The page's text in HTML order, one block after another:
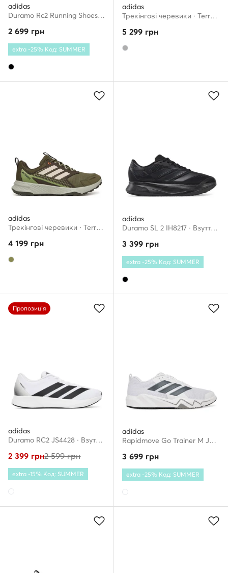
adidas
Duramo Rc2 Running Shoes KJ4190 · Взуття для бігу
2 699 грн
extra -25% Код: SUMMER
adidas
Трекінгові черевики · Terrex Skychaser Ax5 JQ2217 · Сірий
5 299 грн
adidas
Трекінгові черевики · Terrex Tracefinder 2 Climaproof JR9135 · Хакі
4 199 грн
adidas
Duramo SL 2 IH8217 · Взуття для бігу
3 399 грн
extra -25% Код: SUMMER
Пропозиція
adidas
Duramo RC2 JS4428 · Взуття для бігу
2 399 грн2 599грн
extra -15% Код: SUMMER
adidas
Rapidmove Go Trainer M JQ1461 · Взуття для тренажерного залу
3 699 грн
extra -25% Код: SUMMER